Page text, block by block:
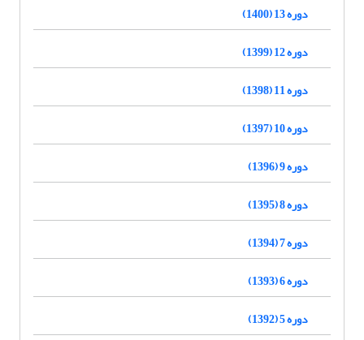
دوره 13 (1400)
دوره 12 (1399)
دوره 11 (1398)
دوره 10 (1397)
دوره 9 (1396)
دوره 8 (1395)
دوره 7 (1394)
دوره 6 (1393)
دوره 5 (1392)